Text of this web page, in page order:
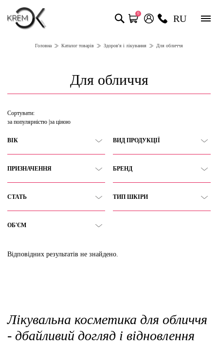
0 RU
Головна Каталог товарів Здоров'я і лікування Для обличчя
Для обличчя
Сортувати:
за популярністю за ціною
ВІК ВИД ПРОДУКЦІЇ
ПРИЗНАЧЕННЯ БРЕНД
СТАТЬ ТИП ШКІРИ
ОБ'ЄМ
Відповідних результатів не знайдено.
Лікувальна косметика для обличчя
- дбайливий догляд і відновлення